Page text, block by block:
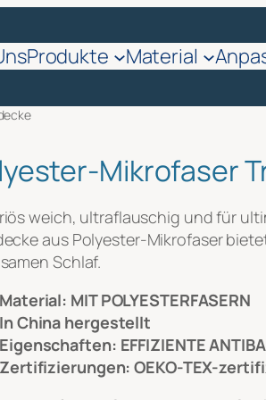
Produkte Material
Mikrofaser
weich, ultraflauschig und für
aus Polyester-Mikrofaser
Schlaf.
Material: MIT POLYESTERFASERN
In China hergestellt
Eigenschaften: EFFIZIENTE
Zertifizierungen: OEKO-TEX-